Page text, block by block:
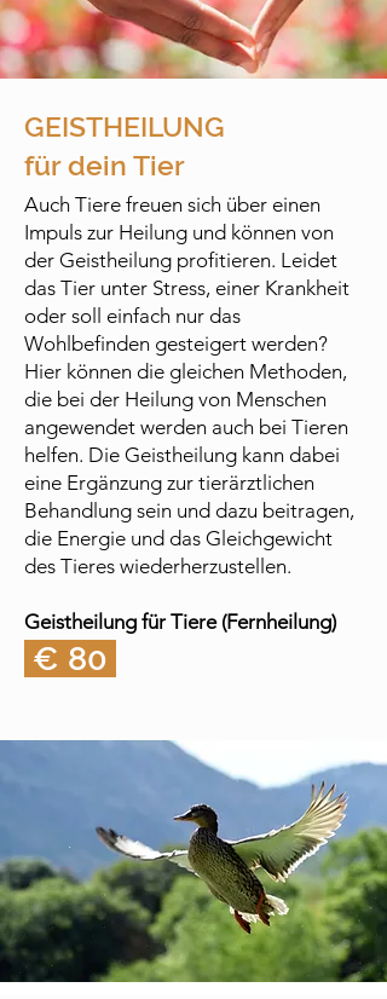
GEISTHEILUNG
für dein Tier
Auch Tiere freuen sich über einen
Impuls zur Heilung und können von
der Geistheilung profitieren. Leidet
das Tier unter Stress, einer Krankheit
oder soll einfach nur das
Wohlbefinden gesteigert werden?
Hier können die gleichen Methoden,
die bei der Heilung von Menschen
angewendet werden auch bei Tieren
helfen. Die Geistheilung kann dabei
eine Ergänzung zur tierärztlichen
Behandlung sein und dazu beitragen,
die Energie und das Gleichgewicht
des Tieres wiederherzustellen.
Geistheilung für Tiere (Fernheilung)
€ 80